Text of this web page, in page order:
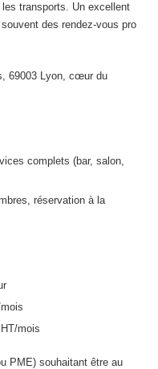
transports. Un excellent
des rendez-vous pro
69003 Lyon, cœur du
complets (bar, salon,
réservation à la
mois
PME) souhaitant être au